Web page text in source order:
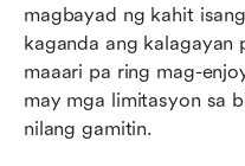
magbayad ng kahit
kaganda ang kalagayan
maaari pa ring mag-
may mga limitasyon sa
nilang gamitin.